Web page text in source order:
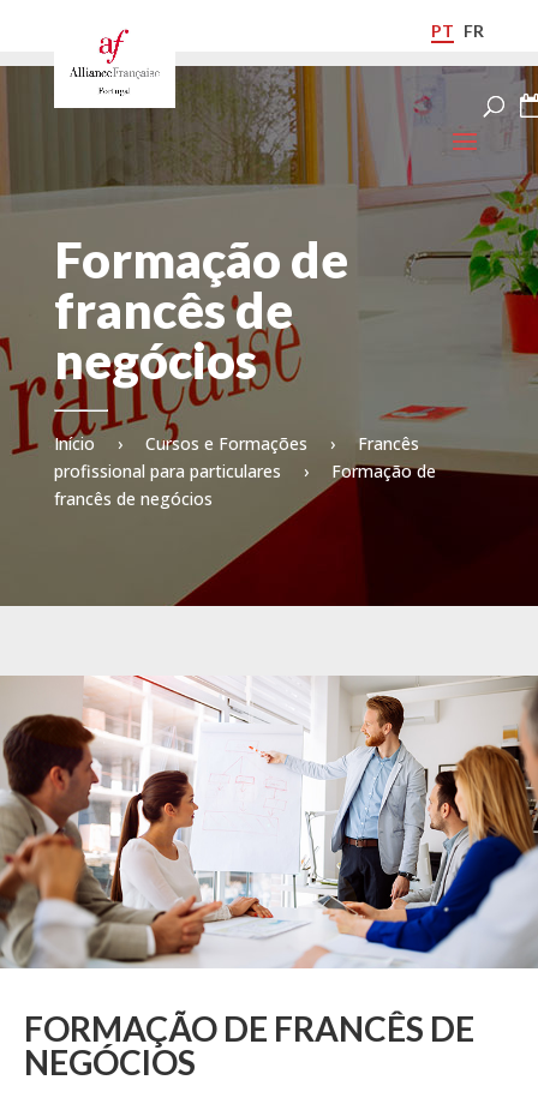
PT FR
Formação de
francês de
negócios
Início › Cursos e Formações ›
Francês
profissional para particulares
›
Formação de
francês de negócios
FORMAÇÃO DE FRANCÊS DE
NEGÓCIOS